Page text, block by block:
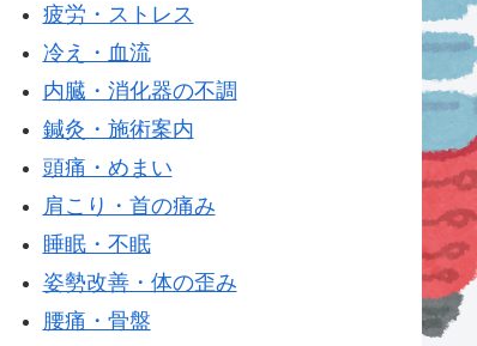
疲労・ストレス
冷え・血流
内臓・消化器の不調
鍼灸・施術案内
頭痛・めまい
肩こり・首の痛み
睡眠・不眠
姿勢改善・体の歪み
腰痛・骨盤